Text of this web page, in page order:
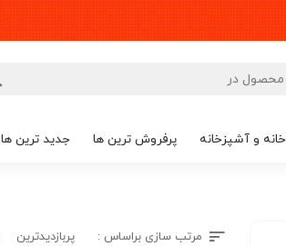
خانه و آشپزخانه پرفروش ترین ها جدید ترین ها
مرتب سازی براساس : پربازدیدترین